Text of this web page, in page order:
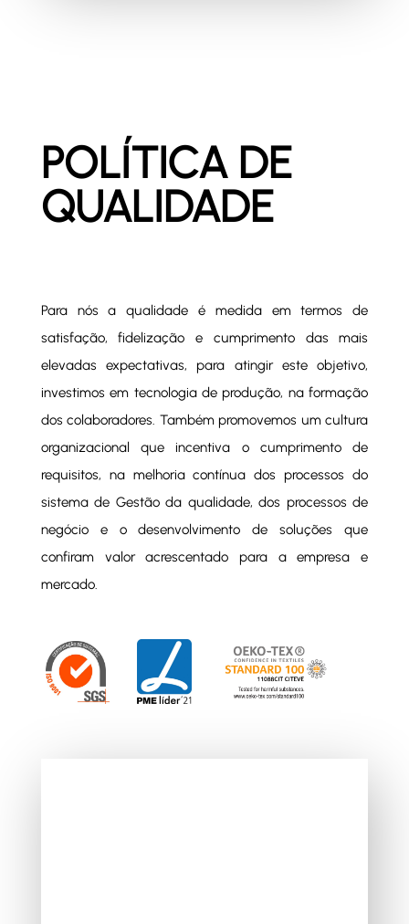
POLÍTICA DE
QUALIDADE
Para nós a qualidade é medida em termos de
satisfação, fidelização e cumprimento das mais
elevadas expectativas, para atingir este objetivo,
investimos em tecnologia de produção, na formação
dos colaboradores. Também promovemos um cultura
organizacional que incentiva o cumprimento de
requisitos, na melhoria contínua dos processos do
sistema de Gestão da qualidade, dos processos de
negócio e o desenvolvimento de soluções que
confiram valor acrescentado para a empresa e
mercado.